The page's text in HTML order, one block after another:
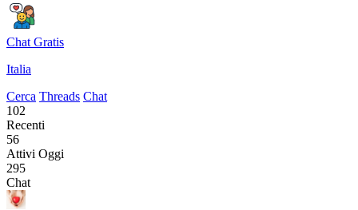
Chat Gratis
Italia
Cerca Threads Chat
102
Recenti
56
Attivi Oggi
295
Chat